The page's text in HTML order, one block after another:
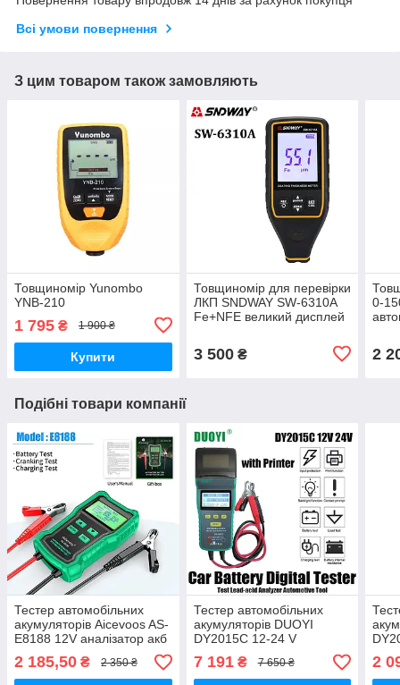
Всі умови повернення
З цим товаром також замовляють
Товщиномір Yunombo
YNB-210
1 795 ₴ 1 900 ₴
Купити
Товщиномір для перевірки
ЛКП SNDWAY SW-6310A
Fe+NFE великий дисплей
3 500₴
0-
2
Подібні товари компанії
Тестер автомобільних
акумуляторів Aicevoos AS-
E8188 12V аналізатор акб
(рос меню)
2 185,50 ₴ 2 350 ₴
Тестер автомобільних
акумуляторів DUOYI
DY2015C 12-24 V
(принтер) Battery Tester
аналізатор акб
7 191₴ 7 650 ₴ 2